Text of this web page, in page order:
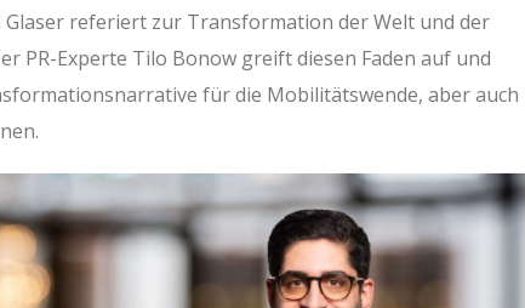
referiert zur Transformation der Welt und der
PR-Experte Tilo Bonow greift diesen Faden auf und
für die Mobilitätswende, aber auch